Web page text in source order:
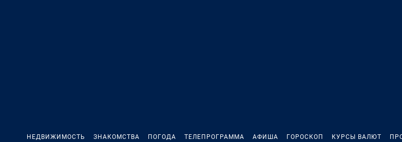
НЕДВИЖИМОСТЬ ЗНАКОМСТВА ПОГОДА ТЕЛЕПРОГРАММА АФИША ГОРОСКОП КУРСЫ ВАЛЮТ